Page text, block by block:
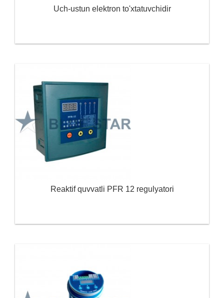
Uch-ustun elektron to'xtatuvchidir
Reaktif quvvatli PFR 12 regulyatori